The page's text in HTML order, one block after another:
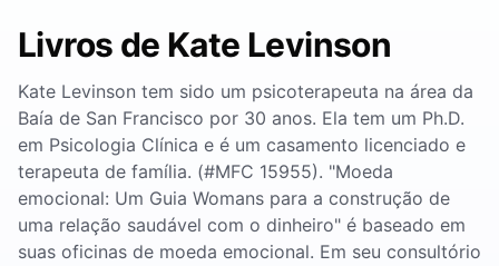
Livros de Kate Levinson
Kate Levinson tem sido um psicoterapeuta na área da
Baía de San Francisco por 30 anos. Ela tem um Ph.D.
em Psicologia Clínica e é um casamento licenciado e
terapeuta de família. (#MFC 15955). "Moeda
emocional: Um Guia Womans para a construção de
uma relação saudável com o dinheiro" é baseado em
suas oficinas de moeda emocional. Em seu consultório